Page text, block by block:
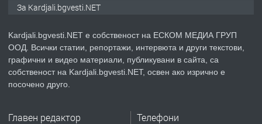
на язовир Студен кладенец 331м2 |
преди 1 година
ПРЕДЛАГА
Курс
За Kardjali.bgvesti.NET
Kardjali.bgvesti.NET е собственост на ЕСКОМ МЕДИА ГРУП
ООД. Всички статии, репортажи, интервюта и други текстови,
графични и видео материали, публикувани в сайта, са
собственост на Kardjali.bgvesti.NET, освен ако изрично е
посочено друго.
Главен редактор Телефони